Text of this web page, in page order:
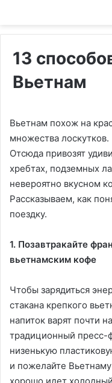
13
Вьетнам
Вьетнам похож на
множества лоскутков.
Отсюда привозят
хребтах, подземных
невероятно вкусном
Рассказываем, как
поездку.
1. Позавтракайте
вьетнамским кофе
Чтобы зарядиться
стакана крепкого
напиток варят почти
традиционный пресс-
низенькую
и пожелайте